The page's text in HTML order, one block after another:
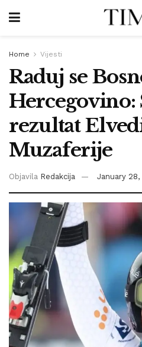
Home Vijesti
Raduj se
Hercegovino:
rezultat
Muzaferije
Objavila Redakcija January 28,